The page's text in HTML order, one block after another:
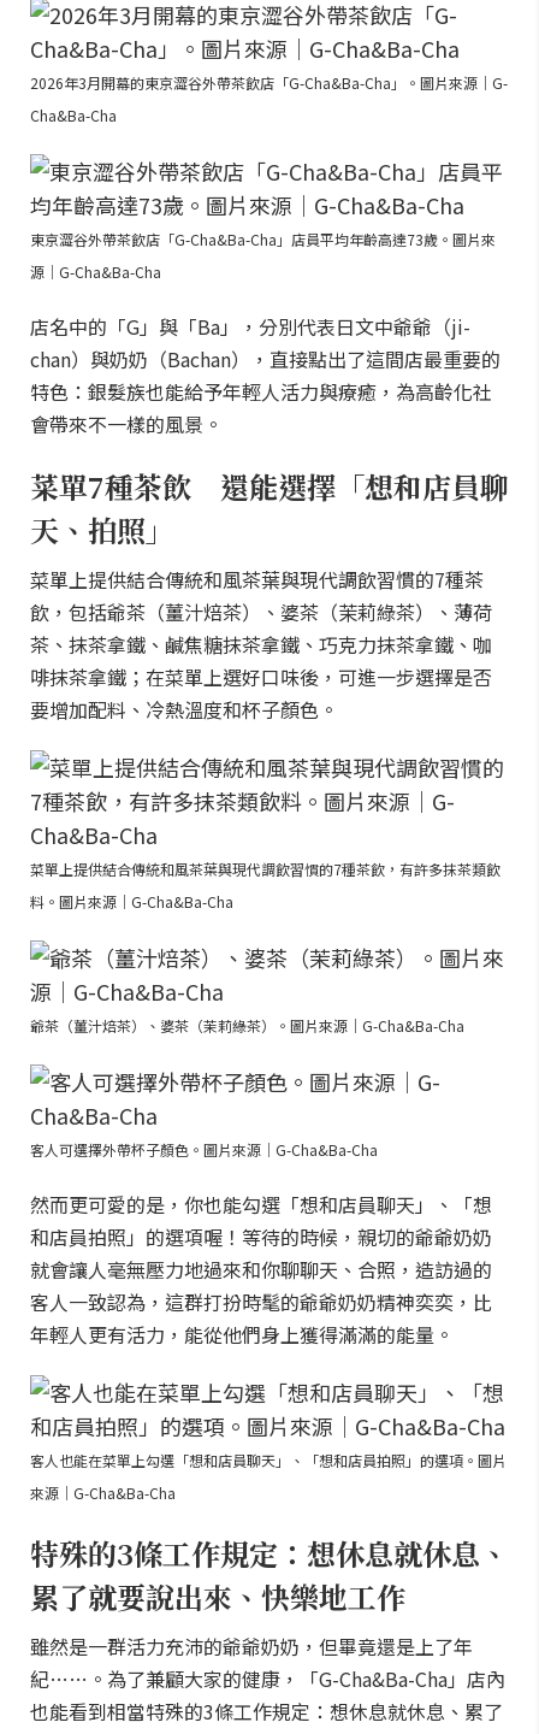
2026年3月開幕的東京澀谷外帶茶飲店「G-Cha&Ba-Cha」。圖片來源｜G-
Cha&Ba-Cha
東京澀谷外帶茶飲店「G-Cha&Ba-Cha」店員平均年齡高達73歲。圖片來
源｜G-Cha&Ba-Cha
店名中的「G」與「Ba」，分別代表日文中爺爺（ji-
chan）與奶奶（Bachan），直接點出了這間店最重要的
特色：銀髮族也能給予年輕人活力與療癒，為高齡化社
會帶來不一樣的風景。
菜單7種茶飲 還能選擇「想和店員聊
天、拍照」
菜單上提供結合傳統和風茶葉與現代調飲習慣的7種茶
飲，包括爺茶（薑汁焙茶）、婆茶（茉莉綠茶）、薄荷
茶、抹茶拿鐵、鹹焦糖抹茶拿鐵、巧克力抹茶拿鐵、咖
啡抹茶拿鐵；在菜單上選好口味後，可進一步選擇是否
要增加配料、冷熱溫度和杯子顏色。
菜單上提供結合傳統和風茶葉與現代調飲習慣的7種茶飲，有許多抹茶類飲
料。圖片來源｜G-Cha&Ba-Cha
爺茶（薑汁焙茶）、婆茶（茉莉綠茶）。圖片來源｜G-Cha&Ba-Cha
客人可選擇外帶杯子顏色。圖片來源｜G-Cha&Ba-Cha
然而更可愛的是，你也能勾選「想和店員聊天」、「想
和店員拍照」的選項喔！等待的時候，親切的爺爺奶奶
就會讓人毫無壓力地過來和你聊聊天、合照，造訪過的
客人一致認為，這群打扮時髦的爺爺奶奶精神奕奕，比
年輕人更有活力，能從他們身上獲得滿滿的能量。
客人也能在菜單上勾選「想和店員聊天」、「想和店員拍照」的選項。圖片
來源｜G-Cha&Ba-Cha
特殊的3條工作規定：想休息就休息、
累了就要說出來、快樂地工作
雖然是一群活力充沛的爺爺奶奶，但畢竟還是上了年
紀……。為了兼顧大家的健康，「G-Cha&Ba-Cha」店內
也能看到相當特殊的3條工作規定：想休息就休息、累了